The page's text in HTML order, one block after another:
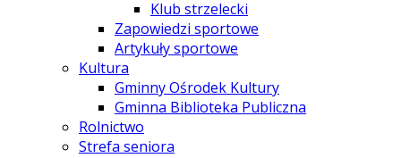
Klub strzelecki
Zapowiedzi sportowe
Artykuły sportowe
Kultura
Gminny Ośrodek Kultury
Gminna Biblioteka Publiczna
Rolnictwo
Strefa seniora